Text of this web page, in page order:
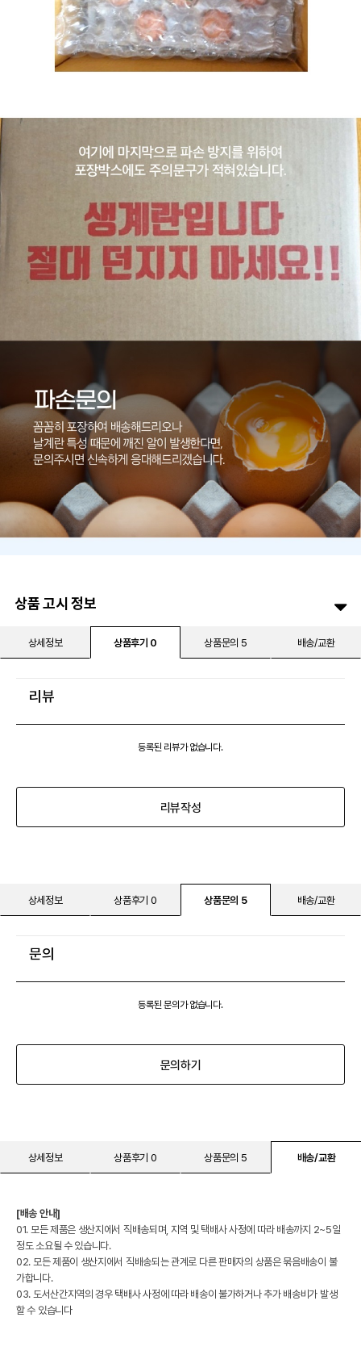
상품 고시 정보
상세정보 상품후기 0 상품문의 5 배송/교환
리뷰
등록된 리뷰가 없습니다.
리뷰작성
상세정보 상품후기 0 상품문의 5 배송/교환
문의
등록된 문의가 없습니다.
문의하기
상세정보 상품후기 0 상품문의 5 배송/교환
[배송 안내]
01. 모든 제품은 생산지에서 직배송되며, 지역 및 택배사 사정에 따라 배송까지 2~5일
정도 소요될 수 있습니다.
02. 모든 제품이 생산지에서 직배송되는 관계로 다른 판매자의 상품은 묶음배송이 불
가합니다.
03. 도서산간지역의 경우 택배사 사정에 따라 배송이 불가하거나 추가 배송비가 발생
할 수 있습니다